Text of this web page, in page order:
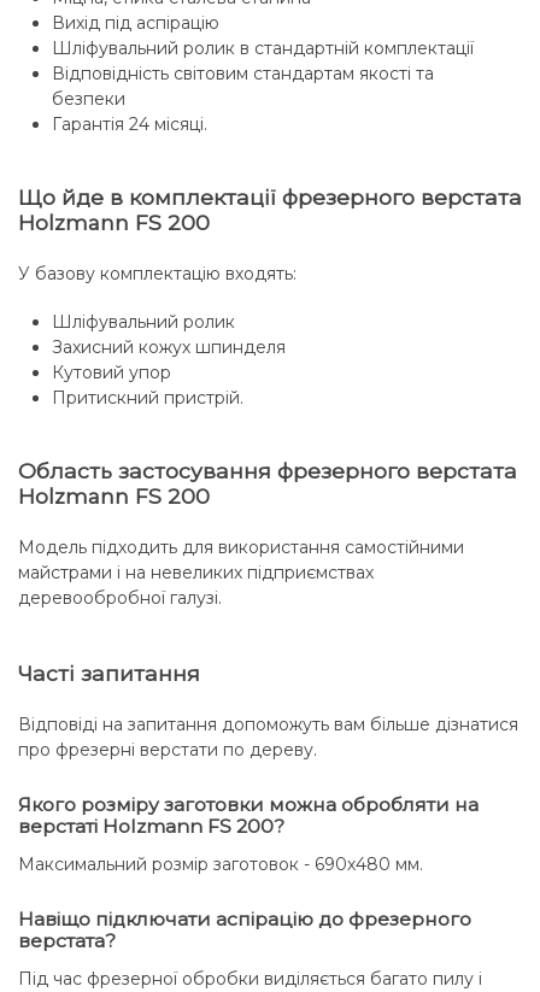
Вихід під аспірацію
Шліфувальний ролик в стандартній комплектації
Відповідність світовим стандартам якості та
безпеки
Гарантія 24 місяці.
Що йде в комплектації фрезерного верстата
Holzmann FS 200
У базову комплектацію входять:
Шліфувальний ролик
Захисний кожух шпинделя
Кутовий упор
Притискний пристрій.
Область застосування фрезерного верстата
Holzmann FS 200
Модель підходить для використання самостійними
майстрами і на невеликих підприємствах
деревообробної галузі.
Часті запитання
Відповіді на запитання допоможуть вам більше дізнатися
про фрезерні верстати по дереву.
Якого розміру заготовки можна обробляти на
верстаті Holzmann FS 200?
Максимальний розмір заготовок - 690х480 мм.
Навіщо підключати аспірацію до фрезерного
верстата?
Під час фрезерної обробки виділяється багато пилу і